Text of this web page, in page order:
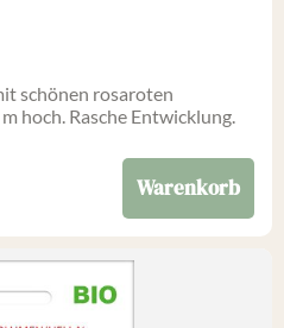
schönen rosaroten
hoch. Rasche Entwicklung.
Warenkorb